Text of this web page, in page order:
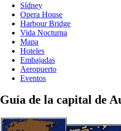
Sídney
Opera House
Harbour Bridge
Vida Nocturna
Mapa
Hoteles
Embajadas
Aeropuerto
Eventos
Guía de la capital de